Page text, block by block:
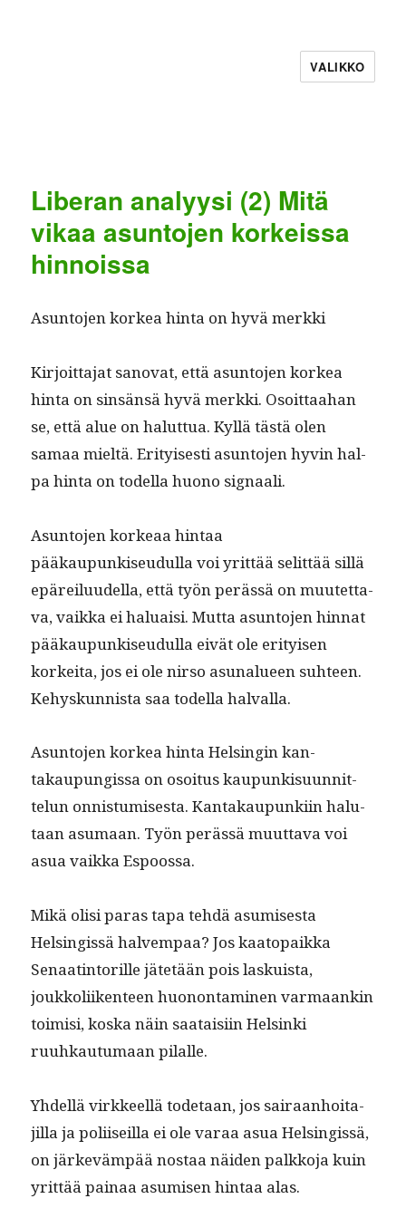
VALIKKO
Liberan analyysi (2) Mitä
vikaa asuntojen korkeissa
hinnoissa
Asun­to­jen korkea hin­ta on hyvä merkki
Kir­joit­ta­jat sanovat, että asun­to­jen korkea
hin­ta on sin­sän­sä hyvä merk­ki. Osoit­taa­han
se, että alue on halut­tua. Kyl­lä tästä olen
samaa mieltä. Eri­tyis­es­ti asun­to­jen hyvin hal­
pa hin­ta on todel­la huono signaali.
Asun­to­jen korkeaa hin­taa
pääkaupunkiseudul­la voi yrit­tää selit­tää sil­lä
epäreilu­udel­la, että työn perässä on muutet­ta­
va, vaik­ka ei halu­aisi. Mut­ta asun­to­jen hin­nat
pääkaupunkiseudul­la eivät ole eri­tyisen
korkei­ta, jos ei ole nir­so asunalueen suh­teen.
Kehyskun­nista saa todel­la halvalla.
Asun­to­jen korkea hin­ta Helsin­gin kan­
takaupungis­sa on osoi­tus kaupunkisu­un­nit­
telun onnis­tu­mis­es­ta. Kan­takaupunki­in halu­
taan asumaan. Työn perässä muut­ta­va voi
asua vaik­ka Espoossa.
Mikä olisi paras tapa tehdä asumis­es­ta
Helsingis­sä halvem­paa? Jos kaatopaik­ka
Senaat­in­to­rille jätetään pois laskuista,
joukkoli­iken­teen huonon­t­a­mi­nen var­maankin
toimisi, kos­ka näin saataisi­in Helsin­ki
ruuhkau­tu­maan pilalle.
Yhdel­lä virk­keel­lä tode­taan, jos sairaan­hoita­
jil­la ja poli­i­seil­la ei ole varaa asua Helsingis­sä,
on järkeväm­pää nos­taa näi­den palkko­ja kuin
yrit­tää painaa asumisen hin­taa alas.